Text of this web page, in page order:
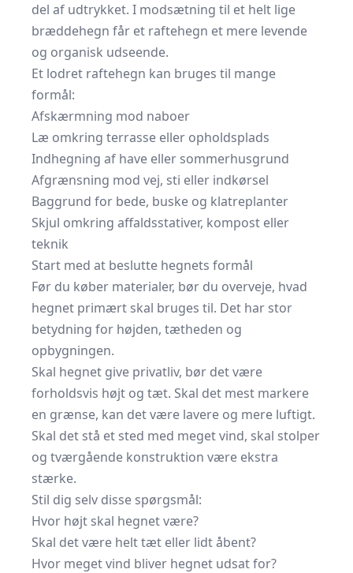
del af udtrykket. I modsætning til et helt lige
bræddehegn får et raftehegn et mere levende
og organisk udseende.
Et lodret raftehegn kan bruges til mange
formål:
Afskærmning mod naboer
Læ omkring terrasse eller opholdsplads
Indhegning af have eller sommerhusgrund
Afgrænsning mod vej, sti eller indkørsel
Baggrund for bede, buske og klatreplanter
Skjul omkring affaldsstativer, kompost eller
teknik
Start med at beslutte hegnets formål
Før du køber materialer, bør du overveje, hvad
hegnet primært skal bruges til. Det har stor
betydning for højden, tætheden og
opbygningen.
Skal hegnet give privatliv, bør det være
forholdsvis højt og tæt. Skal det mest markere
en grænse, kan det være lavere og mere luftigt.
Skal det stå et sted med meget vind, skal stolper
og tværgående konstruktion være ekstra
stærke.
Stil dig selv disse spørgsmål:
Hvor højt skal hegnet være?
Skal det være helt tæt eller lidt åbent?
Hvor meget vind bliver hegnet udsat for?